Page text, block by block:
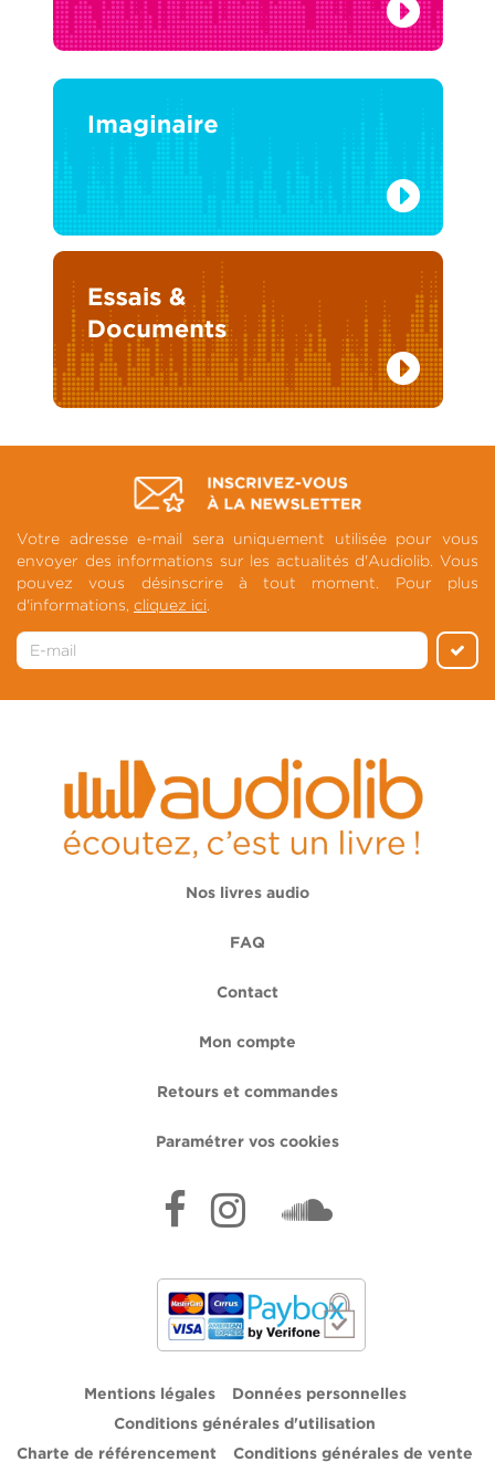
Votre adresse e-mail sera uniquement utilisée pour vous
envoyer des informations sur les actualités d'Audiolib. Vous
pouvez vous désinscrire à tout moment. Pour plus
d'informations, cliquez ici.
Nos livres audio
FAQ
Contact
Mon compte
Retours et commandes
Paramétrer vos cookies
Mentions légales Données personnelles
Conditions générales d'utilisation
Charte de référencement Conditions générales de vente